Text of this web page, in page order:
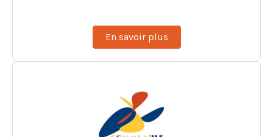
En savoir plus